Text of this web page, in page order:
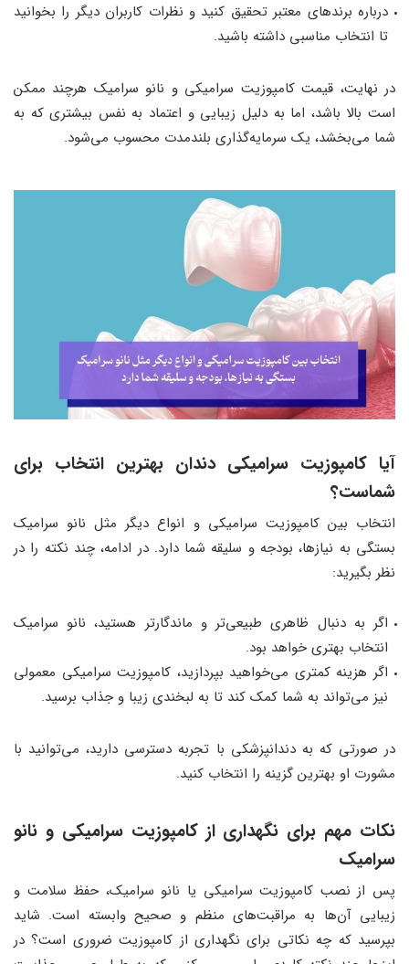
درباره برندهای معتبر تحقیق کنید و نظرات کاربران دیگر را بخوانید
تا انتخاب مناسبی داشته باشید.
در نهایت، قیمت کامپوزیت سرامیکی و نانو سرامیک هرچند ممکن
است بالا باشد، اما به دلیل زیبایی و اعتماد به نفس بیشتری که به
شما می‌بخشد، یک سرمایه‌گذاری بلندمدت محسوب می‌شود.
آیا کامپوزیت سرامیکی دندان بهترین انتخاب برای
شماست؟
انتخاب بین کامپوزیت سرامیکی و انواع دیگر مثل نانو سرامیک
بستگی به نیازها، بودجه و سلیقه شما دارد. در ادامه، چند نکته را در
نظر بگیرید:
اگر به دنبال ظاهری طبیعی‌تر و ماندگارتر هستید، نانو سرامیک
انتخاب بهتری خواهد بود.
اگر هزینه کمتری می‌خواهید بپردازید، کامپوزیت سرامیکی معمولی
نیز می‌تواند به شما کمک کند تا به لبخندی زیبا و جذاب برسید.
در صورتی که به دندانپزشکی با تجربه دسترسی دارید، می‌توانید با
مشورت او بهترین گزینه را انتخاب کنید.
نکات مهم برای نگهداری از کامپوزیت سرامیکی و نانو
سرامیک
پس از نصب کامپوزیت سرامیکی یا نانو سرامیک، حفظ سلامت و
زیبایی آن‌ها به مراقبت‌های منظم و صحیح وابسته است. شاید
بپرسید که چه نکاتی برای نگهداری از کامپوزیت ضروری است؟ در